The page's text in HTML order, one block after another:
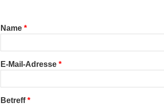
Name *
E-Mail-Adresse *
Betreff*